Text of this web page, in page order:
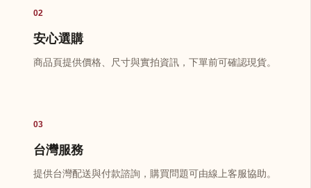
02
安心選購
商品頁提供價格、尺寸與實拍資訊，下單前可確認現貨。
03
台灣服務
提供台灣配送與付款諮詢，購買問題可由線上客服協助。